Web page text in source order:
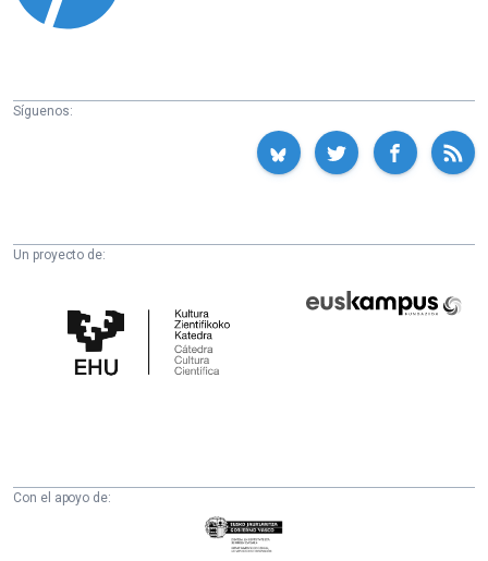
Síguenos:
Un proyecto de:
Cultura
Científica
Fundazioa
Con el apoyo de:
Eusko
Jaurlaritza